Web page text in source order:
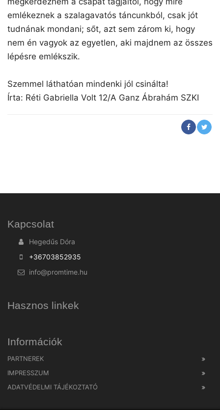
emlékeznek a szalagavatós táncunkból, csak jót
tudnának mondani; sőt, azt sem zárom ki, hogy
nem én vagyok az egyetlen, aki majdnem az összes
lépésre emlékszik.
Szemmel láthatóan mindenki jól csinálta!
Írta: Réti Gabriella Volt 12/A Ganz Ábrahám SZKI
Kapcsolat
Hegedűs Dóra
+36703852935
info@promtime.hu
Hasznos linkek
Információk
PARTNEREK
IMPRESSZUM
ADATVÉDELMI TÁJÉKOZTATÓ